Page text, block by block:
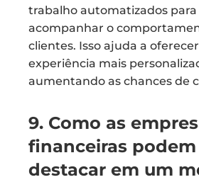
trabalho automatizados
acompanhar o
clientes. Isso ajuda a
experiência mais
aumentando as chances de
9. Como as
financeiras podem
destacar em um